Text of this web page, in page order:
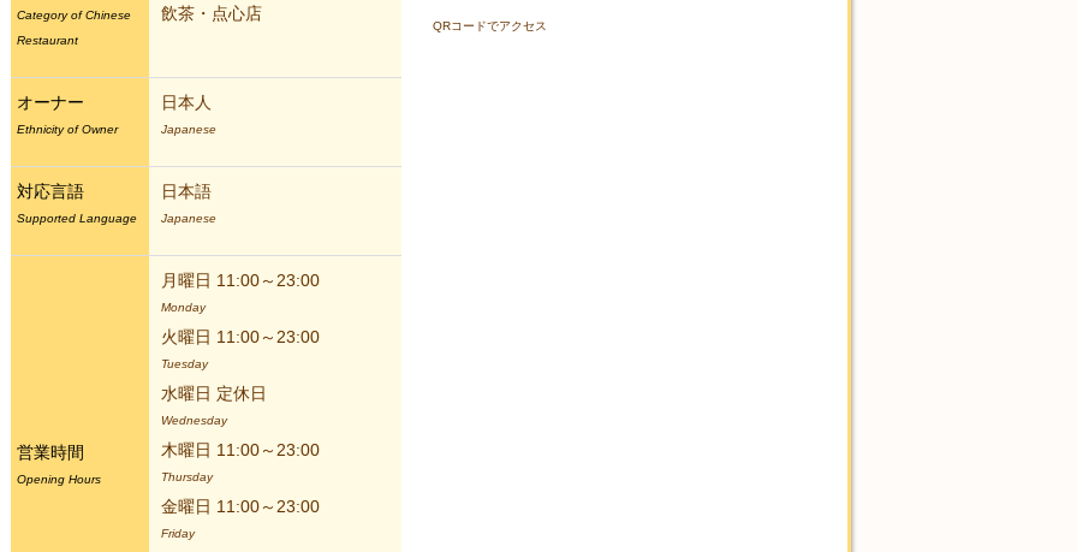
QRコードでアクセス
Category of Chinese
Restaurant
飲茶・点心店
オーナー
Ethnicity of Owner
日本人
Japanese
対応言語
Supported Language
日本語
Japanese
営業時間
Opening Hours
月曜日 11:00～23:00
Monday
火曜日 11:00～23:00
Tuesday
水曜日 定休日
Wednesday
木曜日 11:00～23:00
Thursday
金曜日 11:00～23:00
Friday